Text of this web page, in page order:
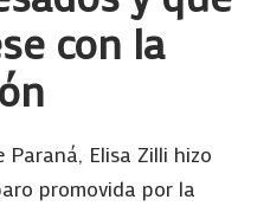
con la
Paraná, Elisa Zilli hizo
promovida por la